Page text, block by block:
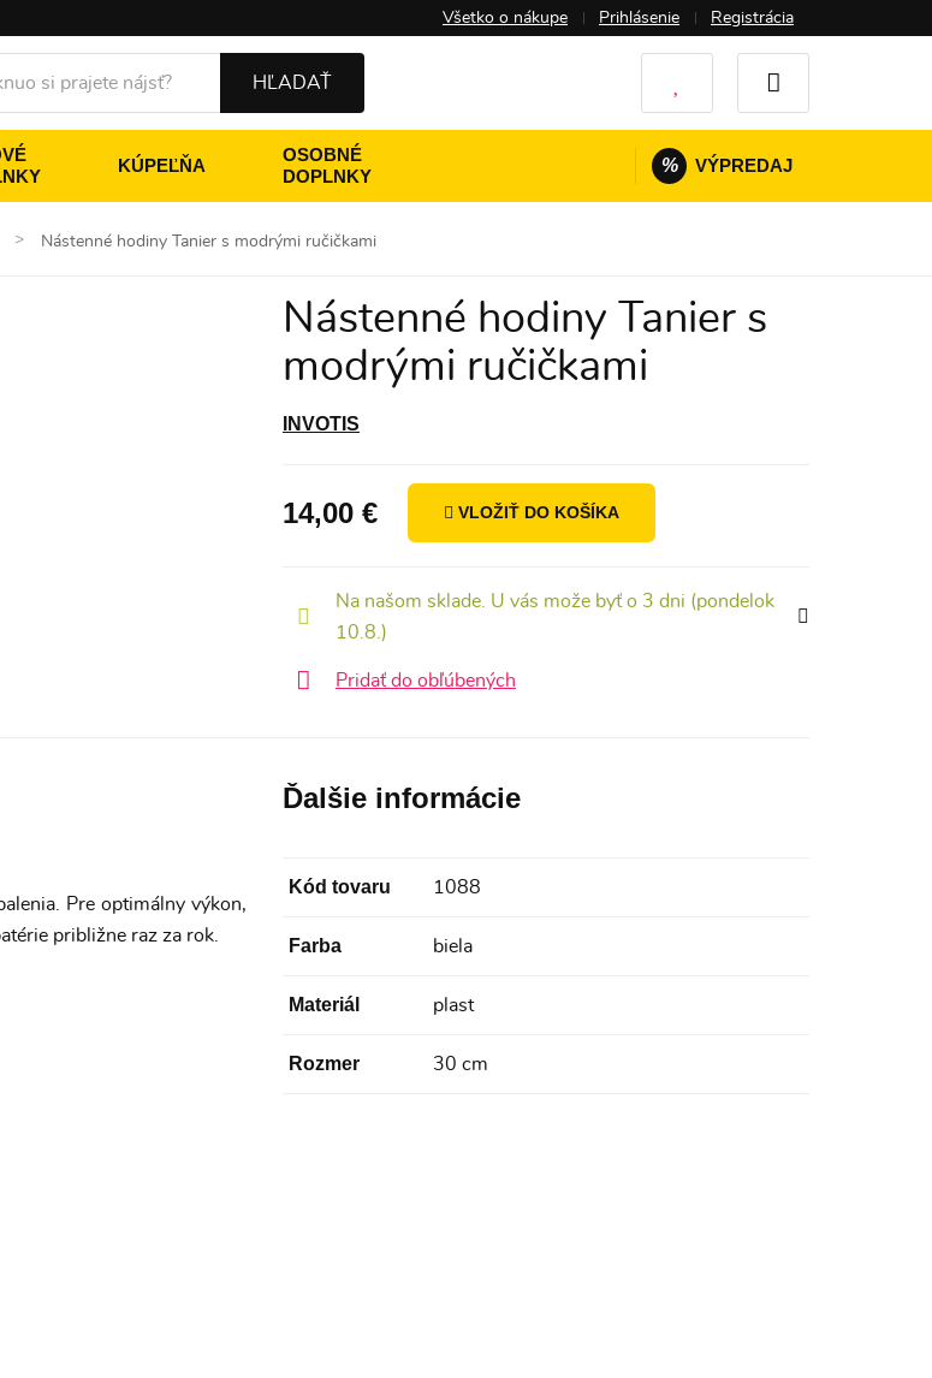
Všetko o nákupe Prihlásenie Registrácia
HĽADAŤ
KÚPEĽŇA
OSOBNÉ
DOPLNKY
% VÝPREDAJ
Nástenné hodiny Tanier s modrými ručičkami
Nástenné hodiny Tanier s
modrými ručičkami
INVOTIS
14,00 € VLOŽIŤ DO KOŠÍKA
Na našom sklade. U vás može byť o 3 dni (pondelok
10.8.)
Pridať do obľúbených
Pre optimálny výkon,
približne raz za rok.
Ďalšie informácie
Kód tovaru 1088
Farba biela
Materiál plast
Rozmer 30 cm